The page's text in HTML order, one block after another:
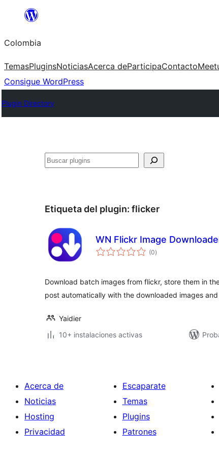
Saltar
contenido
Colombia
TemasPluginsNoticiasAcerca deParticipaContacto
Consigue WordPress
Plugin Directory
Buscar
Etiqueta del plugin: flicker
WN Flickr Image
(0total
de
)
Download batch images from flickr, store them in
post automatically with the downloaded images
Yaidier
10+ instalaciones activas
Acerca de
Noticias
Hosting
Privacidad
Escaparate
Temas
Plugins
Patrones